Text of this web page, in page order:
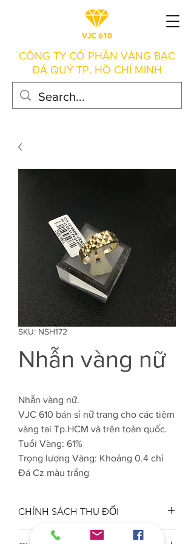
CÔNG TY CỔ PHẦN VÀNG BẠC
ĐÁ QUÝ TP. HỒ CHÍ MINH
SKU: NSH172
Nhẫn vàng nữ
Nhẫn vàng nữ.
VJC 610 bán sỉ nữ trang cho các tiệm
vàng tại Tp.HCM và trên toàn quốc.
Tuổi Vàng: 61%
Trọng lượng Vàng: Khoảng 0.4 chỉ
Đá Cz màu trắng
CHÍNH SÁCH THU ĐỔI
Công ty VJC 610 đảm bảo chất